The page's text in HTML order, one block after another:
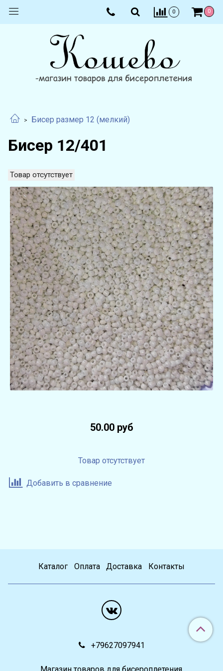
0 0
Бисер размер 12 (мелкий)
Бисер 12/401
Товар отсутствует
50.00 руб
Товар отсутствует
Добавить в сравнение
Каталог Оплата Доставка Контакты
+79627097941